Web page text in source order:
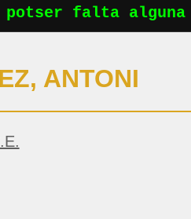
falta alguna
ANTONI